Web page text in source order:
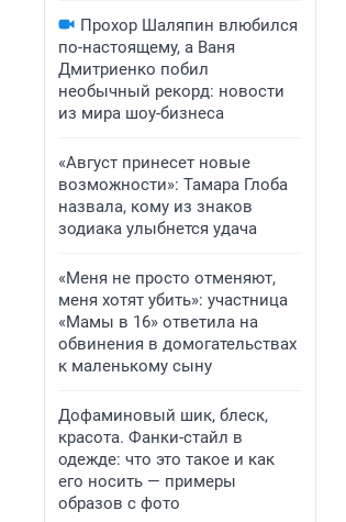
Прохор Шаляпин влюбился
по-настоящему, а Ваня
Дмитриенко побил
необычный рекорд: новости
из мира шоу-бизнеса
«Август принесет новые
возможности»: Тамара Глоба
назвала, кому из знаков
зодиака улыбнется удача
«Меня не просто отменяют,
меня хотят убить»: участница
«Мамы в 16» ответила на
обвинения в домогательствах
к маленькому сыну
Дофаминовый шик, блеск,
красота. Фанки-стайл в
одежде: что это такое и как
его носить — примеры
образов с фото